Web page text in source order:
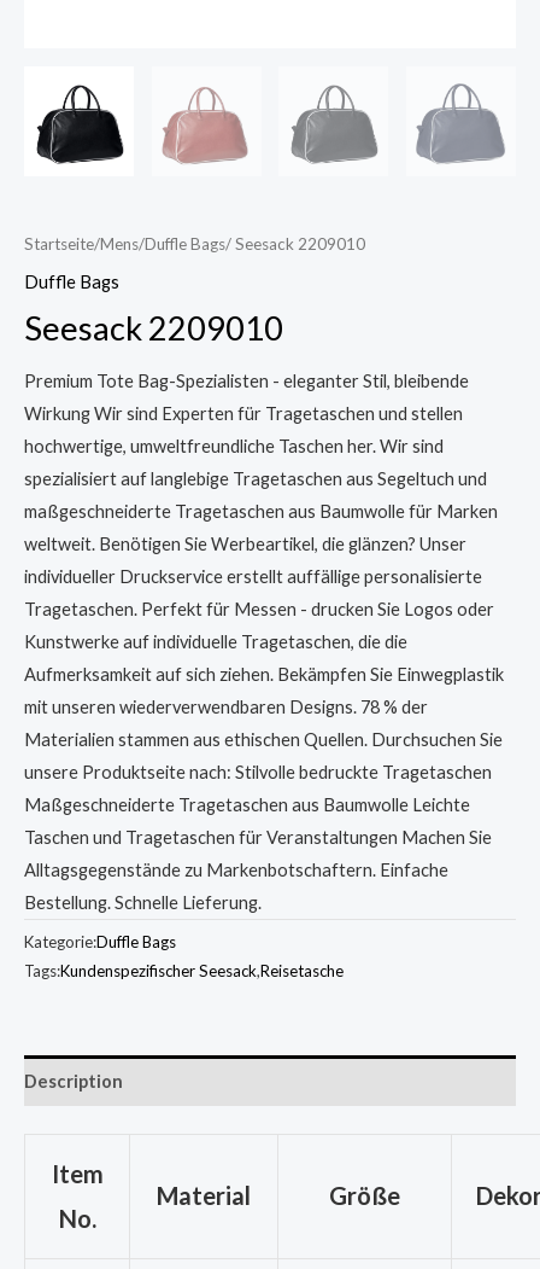
Startseite/Mens/Duffle Bags/ Seesack 2209010
Duffle Bags
Seesack 2209010
Premium Tote Bag-Spezialisten - eleganter Stil, bleibende
Wirkung Wir sind Experten für Tragetaschen und stellen
hochwertige, umweltfreundliche Taschen her. Wir sind
spezialisiert auf langlebige Tragetaschen aus Segeltuch und
maßgeschneiderte Tragetaschen aus Baumwolle für Marken
weltweit. Benötigen Sie Werbeartikel, die glänzen? Unser
individueller Druckservice erstellt auffällige personalisierte
Tragetaschen. Perfekt für Messen - drucken Sie Logos oder
Kunstwerke auf individuelle Tragetaschen, die die
Aufmerksamkeit auf sich ziehen. Bekämpfen Sie Einwegplastik
mit unseren wiederverwendbaren Designs. 78 % der
Materialien stammen aus ethischen Quellen. Durchsuchen Sie
unsere Produktseite nach: Stilvolle bedruckte Tragetaschen
Maßgeschneiderte Tragetaschen aus Baumwolle Leichte
Taschen und Tragetaschen für Veranstaltungen Machen Sie
Alltagsgegenstände zu Markenbotschaftern. Einfache
Bestellung. Schnelle Lieferung.
Kategorie:Duffle Bags
Tags:Kundenspezifischer Seesack,Reisetasche
Description
Item
No.
Material Größe